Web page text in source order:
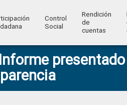
Control
Social
Rendición
de
cuentas